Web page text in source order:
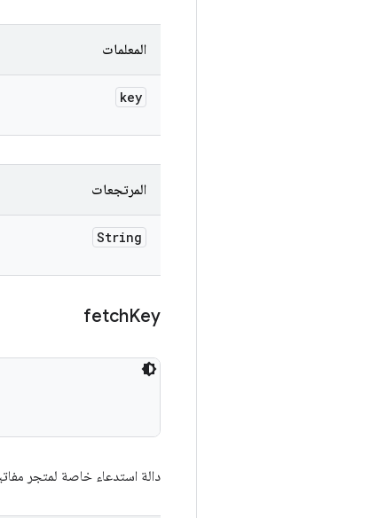
المعلمات
key
المرتجعات
String
fetchKey
دالة استدعاء خاصة لمتجر